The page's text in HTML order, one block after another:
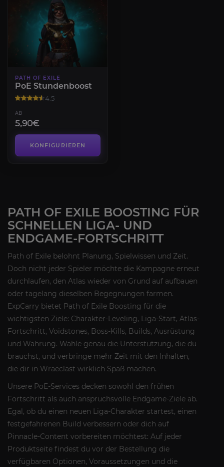
PATH OF EXILE
PoE Stundenboost
4.5
AB
5,90€
KONFIGURIEREN
PATH OF EXILE BOOSTING FÜR
SCHNELLEN LIGA- UND
ENDGAME-FORTSCHRITT
Path of Exile belohnt Planung, Spielwissen und Zeit.
Doch nicht jeder Spieler möchte die Kampagne erneut
durchlaufen, den Atlas wieder von Grund auf aufbauen
oder tagelang dieselben Begegnungen farmen.
ExpCarry bietet Path of Exile Boosting für die
wichtigsten Ziele: Charakter-Leveling, Liga-Start, Atlas-
Fortschritt, Voidstones, Boss-Kills, Builds, Ausrüstung
und Währung. Wähle genau die Unterstützung, die du
brauchst, und verbringe mehr Zeit mit den Inhalten,
die dir in Wraeclast wirklich Spaß machen.
Unsere PoE-Services decken sowohl den frühen
Fortschritt als auch anspruchsvolle Endgame-Ziele ab.
Egal, ob du einen neuen Liga-Charakter startest, einen
festgefahrenen Build verbessern oder dich auf
Pinnacle-Content vorbereiten möchtest: Auf jeder
Produktseite findest du vor der Bestellung die
verfügbaren Optionen, Voraussetzungen und die